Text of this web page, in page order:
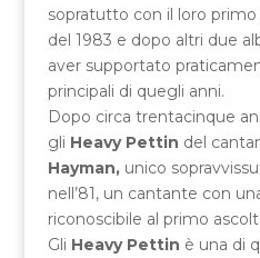
sopratutto con il loro primo
del 1983 e dopo altri due
aver supportato
principali di quegli anni.
Dopo circa trentacinque
gli Heavy Pettin del
Hayman, unico
nell’81, un cantante con
riconoscibile al primo
Gli Heavy Pettin è una di